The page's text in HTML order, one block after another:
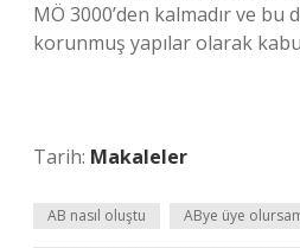
MÖ 3000’den kalmadır ve bu
korunmuş yapılar olarak
Tarih: Makaleler
AB nasıl oluştu ABye üye